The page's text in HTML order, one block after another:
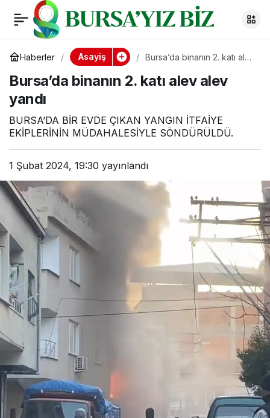
Haberler Asayiş
Bursa’da binanın 2. katı alev
Bursa’da binanın 2. katı alev alev
yandı
BURSA’DA BİR EVDE ÇIKAN YANGIN İTFAİYE
EKİPLERİNİN MÜDAHALESİYLE SÖNDÜRÜLDÜ.
1 Şubat 2024, 19:30 yayınlandı
Bursa’da binanın 2.
katı alev alev yandı